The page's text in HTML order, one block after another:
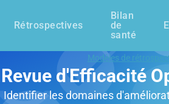
Rétrospectives
Bilan
de
santé
Modèles de
Revue d'Efficacité
Identifier les domaines